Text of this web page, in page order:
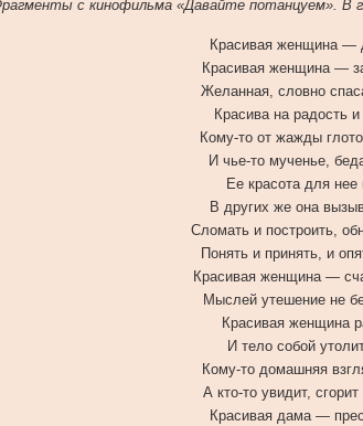
с кинофильма «Давайте потанцуем». В
Красивая женщина —
Красивая женщина —
Желанная, словно
Красива на радость и
Кому-то от жажды
И чье-то мученье,
Ее красота для нее
В других же она
Сломать и построить,
Понять и принять, и
Красивая женщина —
Мыслей утешение не
Красивая женщина
И тело собой
Кому-то домашняя
А кто-то увидит,
Красивая дама —